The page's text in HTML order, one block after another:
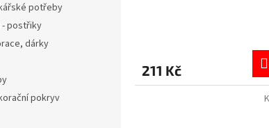
potřeby
- postřiky
dárky
pokryv
211 Kč